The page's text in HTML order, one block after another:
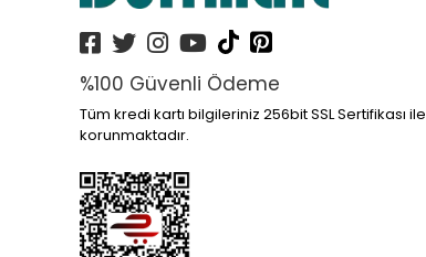
%100 Güvenli Ödeme
Tüm kredi kartı bilgileriniz 256bit SSL Sertifikası ile
korunmaktadır.